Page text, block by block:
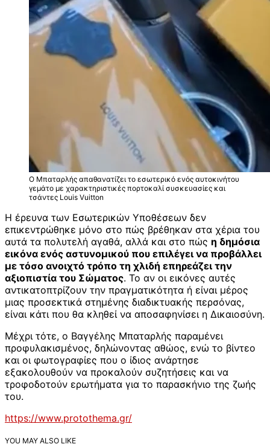
Ο Μπαταρλής απαθανατίζει το εσωτερικό ενός αυτοκινήτου
γεμάτο με χαρακτηριστικές πορτοκαλί συσκευασίες και
τσάντες Louis Vuitton
Η έρευνα των Εσωτερικών Υποθέσεων δεν
επικεντρώθηκε μόνο στο πώς βρέθηκαν στα χέρια του
αυτά τα πολυτελή αγαθά, αλλά και στο πώς η δημόσια
εικόνα ενός αστυνομικού που επιλέγει να προβάλλει
με τόσο ανοιχτό τρόπο τη χλιδή επηρεάζει την
αξιοπιστία του Σώματος. Το αν οι εικόνες αυτές
αντικατοπτρίζουν την πραγματικότητα ή είναι μέρος
μιας προσεκτικά στημένης διαδικτυακής περσόνας,
είναι κάτι που θα κληθεί να αποσαφηνίσει η Δικαιοσύνη.
Μέχρι τότε, ο Βαγγέλης Μπαταρλής παραμένει
προφυλακισμένος, δηλώνοντας αθώος, ενώ το βίντεο
και οι φωτογραφίες που ο ίδιος ανάρτησε
εξακολουθούν να προκαλούν συζητήσεις και να
τροφοδοτούν ερωτήματα για το παρασκήνιο της ζωής
του.
https://www.protothema.gr/
YOU MAY ALSO LIKE